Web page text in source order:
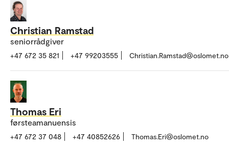
Christian Ramstad
seniorrådgiver
+47 672 35 821 +47 99203555 Christian.Ramstad@oslomet.no
Thomas Eri
førsteamanuensis
+47 672 37 048 +47 40852626 Thomas.Eri@oslomet.no